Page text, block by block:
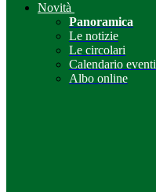
Novità
Panoramica
Le notizie
Le circolari
Calendario eventi
Albo online